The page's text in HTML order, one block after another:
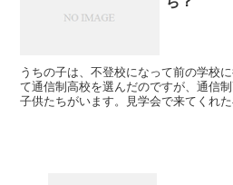
うちの子は、不登校になって前の学校
て通信制高校を選んだのですが、通信
子供たちがいます。見学会で来てくれ